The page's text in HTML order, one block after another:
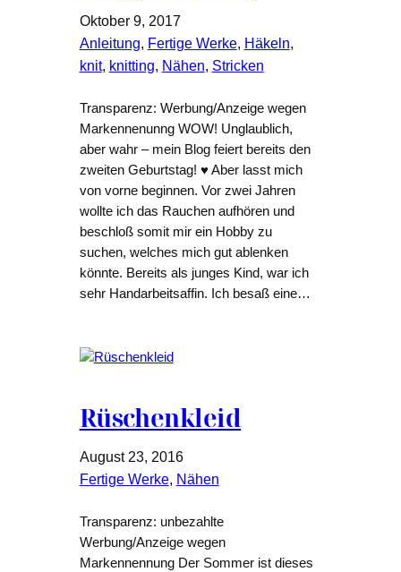
Oktober 9, 2017
Anleitung, Fertige Werke, Häkeln
knit, knitting, Nähen, Stricken
Transparenz: Werbung/Anzeige wegen
Markennenunng WOW! Unglaublich,
aber wahr – mein Blog feiert bereits den
zweiten Geburtstag! ♥ Aber lasst mich
von vorne beginnen. Vor zwei Jahren
wollte ich das Rauchen aufhören und
beschloß somit mir ein Hobby zu
suchen, welches mich gut ablenken
könnte. Bereits als junges Kind, war ich
sehr Handarbeitsaffin. Ich besaß eine…
Rüschenkleid
August 23, 2016
Fertige Werke, Nähen
Transparenz: unbezahlte
Werbung/Anzeige wegen
Markennennung Der Sommer ist dieses